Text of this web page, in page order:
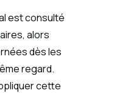
est consulté
alors
dès les
regard.
cette